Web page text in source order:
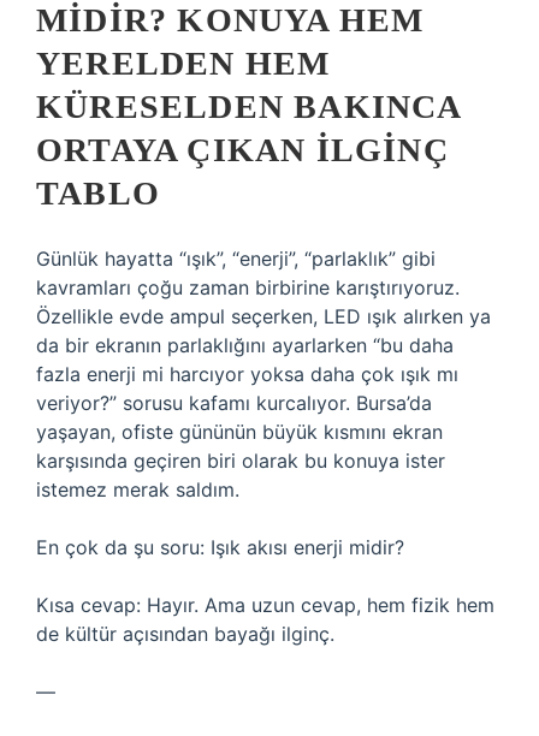
MIDIR? KONUYA HEM
YERELDEN HEM
KÜRESELDEN BAKINCA
ORTAYA ÇIKAN ILGINÇ
TABLO
Günlük hayatta “ışık”, “enerji”, “parlaklık” gibi
kavramları çoğu zaman birbirine karıştırıyoruz.
Özellikle evde ampul seçerken, LED ışık alırken ya
da bir ekranın parlaklığını ayarlarken “bu daha
fazla enerji mi harcıyor yoksa daha çok ışık mı
veriyor?” sorusu kafamı kurcalıyor. Bursa’da
yaşayan, ofiste gününün büyük kısmını ekran
karşısında geçiren biri olarak bu konuya ister
istemez merak saldım.
En çok da şu soru: Işık akısı enerji midir?
Kısa cevap: Hayır. Ama uzun cevap, hem fizik hem
de kültür açısından bayağı ilginç.
—